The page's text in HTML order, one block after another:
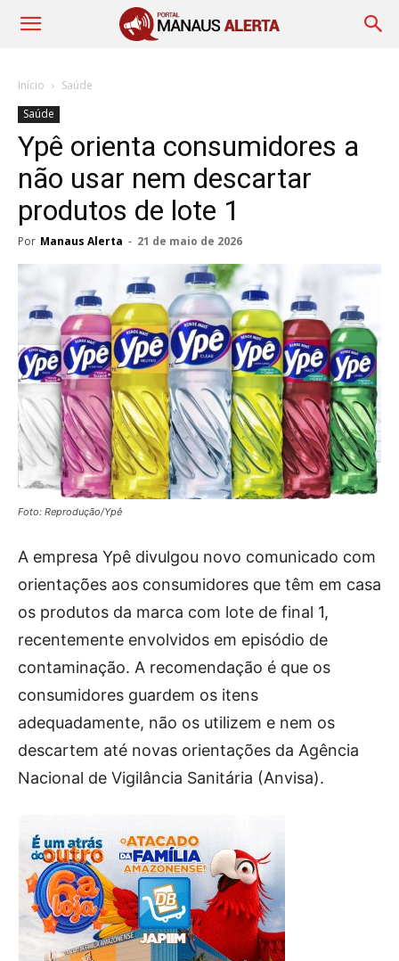
Início
Saúde
Saúde
Ypê orienta consumidores a
não usar nem descartar
produtos de lote 1
Por Manaus Alerta - 21 de maio de 2026
Foto: Reprodução/Ypê
A empresa Ypê divulgou novo comunicado com
orientações aos consumidores que têm em casa
os produtos da marca com lote de final 1,
recentemente envolvidos em episódio de
contaminação. A recomendação é que os
consumidores guardem os itens
adequadamente, não os utilizem e nem os
descartem até novas orientações da Agência
Nacional de Vigilância Sanitária (Anvisa).